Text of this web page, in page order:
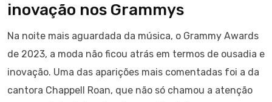
inovação nos Grammys
Na noite mais aguardada da música, o Grammy Awards
de 2023, a moda não ficou atrás em termos de ousadia e
inovação. Uma das aparições mais comentadas foi a da
cantora Chappell Roan, que não só chamou a atenção